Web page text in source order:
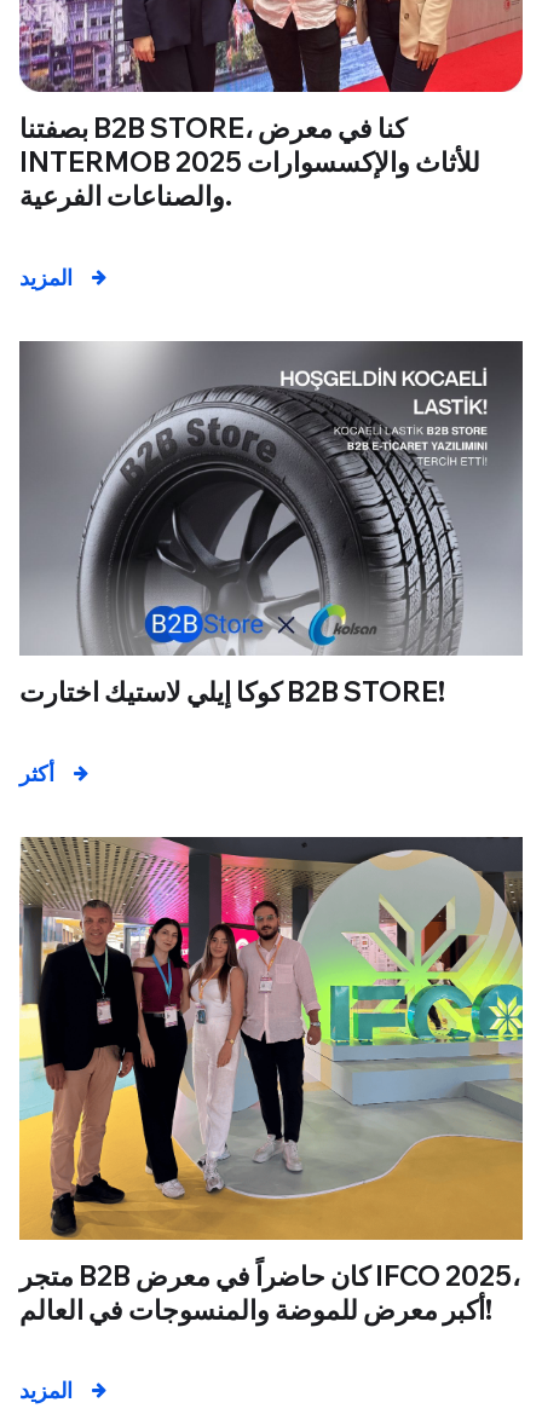
بصفتنا B2B STORE، كنا في معرض
INTERMOB 2025 للأثاث والإكسسوارات
والصناعات الفرعية.
المزيد
كوكا إيلي لاستيك اختارت B2B STORE!
أكثر
متجر B2B كان حاضراً في معرض IFCO 2025،
أكبر معرض للموضة والمنسوجات في العالم!
المزيد